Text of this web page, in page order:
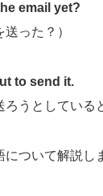
email yet?
送った？）
to send it.
ろうとしている
ついて解説し